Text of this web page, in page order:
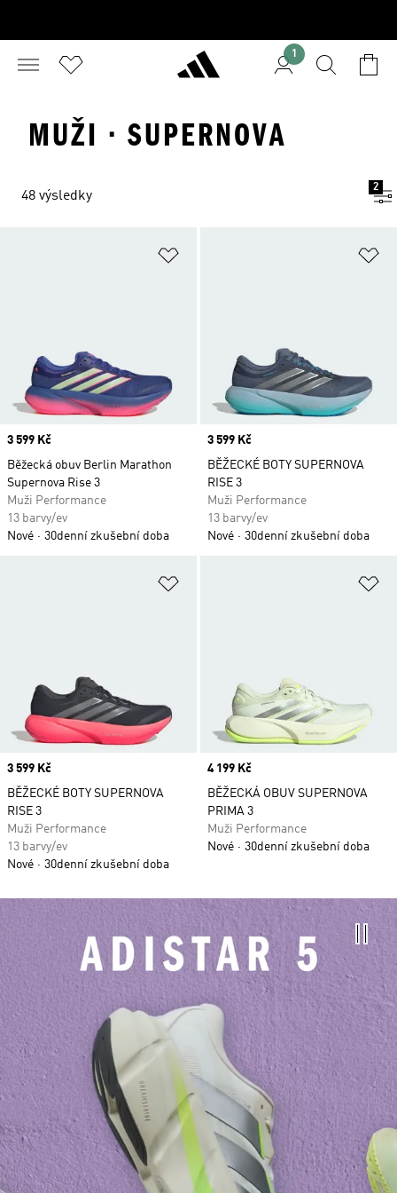
1
MUŽI · SUPERNOVA
48 výsledky
2
Price
3 599 Kč
Běžecká obuv Berlin Marathon
Supernova Rise 3
Muži Performance
13 barvy/ev
Nové
30denní zkušební doba
Price
3 599 Kč
BĚŽECKÉ BOTY SUPERNOVA
RISE 3
Muži Performance
13 barvy/ev
Nové
30denní zkušební doba
Price
3 599 Kč
BĚŽECKÉ BOTY SUPERNOVA
RISE 3
Muži Performance
13 barvy/ev
Nové
30denní zkušební doba
Price
4 199 Kč
BĚŽECKÁ OBUV SUPERNOVA
PRIMA 3
Muži Performance
Nové
30denní zkušební doba